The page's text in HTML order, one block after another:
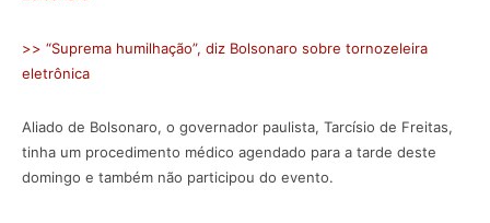
>> “Suprema humilhação”, diz Bolsonaro sobre tornozeleira
eletrônica
Aliado de Bolsonaro, o governador paulista, Tarcísio de Freitas,
tinha um procedimento médico agendado para a tarde deste
domingo e também não participou do evento.